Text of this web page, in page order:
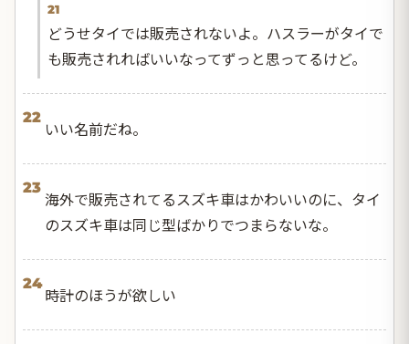
21
どうせタイでは販売されないよ。ハスラーがタイで
も販売されればいいなってずっと思ってるけど。
22
いい名前だね。
23
海外で販売されてるスズキ車はかわいいのに、タイ
のスズキ車は同じ型ばかりでつまらないな。
24
時計のほうが欲しい